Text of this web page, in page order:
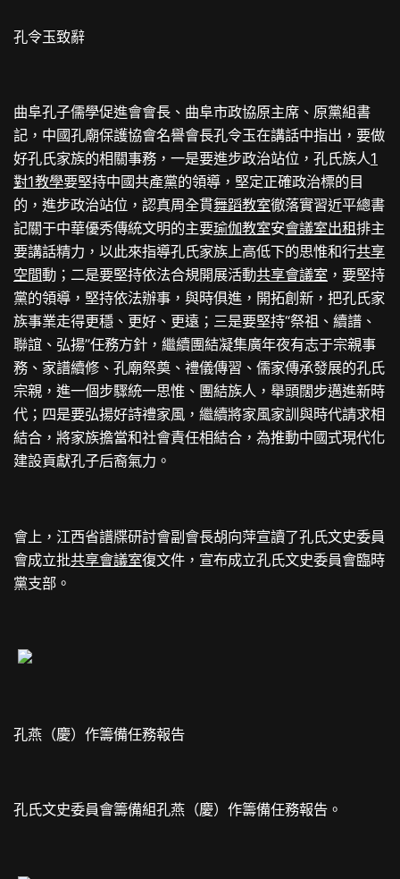
孔令玉致辭
曲阜孔子儒學促進會會長、曲阜市政協原主席、原黨組書
記，中國孔廟保護協會名譽會長孔令玉在講話中指出，要做
好孔氏家族的相關事務，一是要進步政治站位，孔氏族人1
對1教學要堅持中國共產黨的領導，堅定正確政治標的目
的，進步政治站位，認真周全貫舞蹈教室徹落實習近平總書
記關于中華優秀傳統文明的主要瑜伽教室安會議室出租排主
要講話精力，以此來指導孔氏家族上高低下的思惟和行共享
空間動；二是要堅持依法合規開展活動共享會議室 ，要堅持
黨的領導，堅持依法辦事，與時俱進，開拓創新，把孔氏家
族事業走得更穩、更好、更遠；三是要堅持“祭祖、續譜、
聯誼、弘揚”任務方針，繼續團結凝集廣年夜有志于宗親事
務、家譜續修、孔廟祭奠、禮儀傳習、儒家傳承發展的孔氏
宗親，進一個步驟統一思惟、團結族人，舉頭闊步邁進新時
代；四是要弘揚好詩禮家風，繼續將家風家訓與時代請求相
結合，將家族擔當和社會責任相結合，為推動中國式現代化
建設貢獻孔子后裔氣力。
會上，江西省譜牒研討會副會長胡向萍宣讀了孔氏文史委員
會成立批共享會議室復文件，宣布成立孔氏文史委員會臨時
黨支部。
孔燕（慶）作籌備任務報告
孔氏文史委員會籌備組孔燕（慶）作籌備任務報告。